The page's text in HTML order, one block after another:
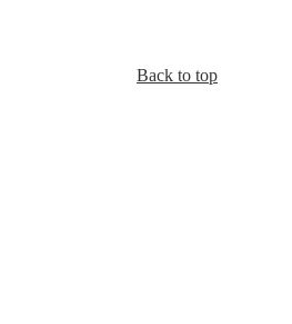
Back to top